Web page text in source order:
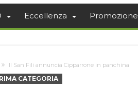
Eccellenza Promozione
Il San Fili annuncia Cipparrone in panchina
CATEGORIA